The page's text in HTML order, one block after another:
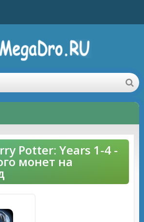
Potter: Years 1-4 -
монет на